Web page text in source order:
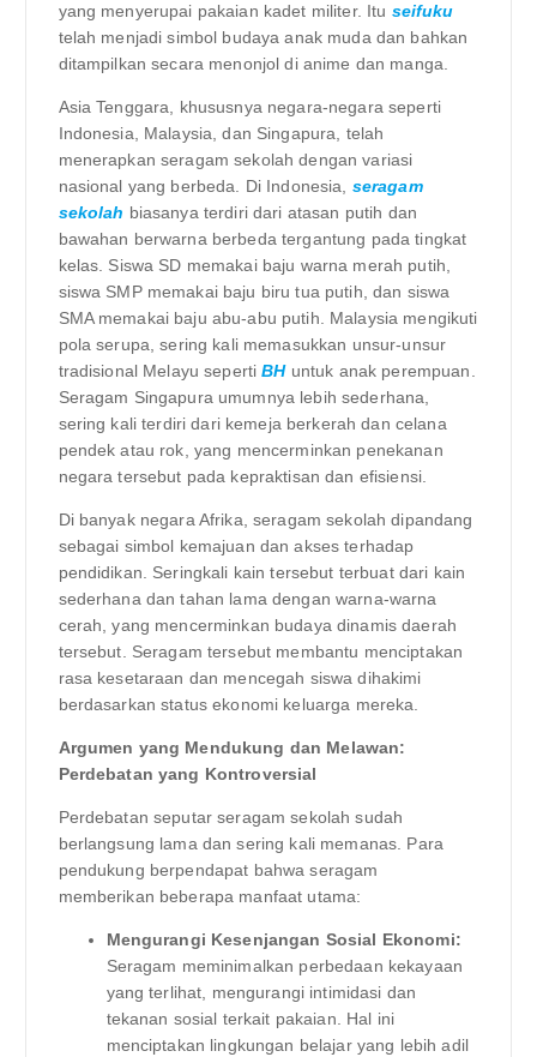
yang menyerupai pakaian kadet militer. Itu seifuku
telah menjadi simbol budaya anak muda dan bahkan
ditampilkan secara menonjol di anime dan manga.
Asia Tenggara, khususnya negara-negara seperti
Indonesia, Malaysia, dan Singapura, telah
menerapkan seragam sekolah dengan variasi
nasional yang berbeda. Di Indonesia, seragam
sekolah biasanya terdiri dari atasan putih dan
bawahan berwarna berbeda tergantung pada tingkat
kelas. Siswa SD memakai baju warna merah putih,
siswa SMP memakai baju biru tua putih, dan siswa
SMA memakai baju abu-abu putih. Malaysia mengikuti
pola serupa, sering kali memasukkan unsur-unsur
tradisional Melayu sepertiBHuntuk anak perempuan.
Seragam Singapura umumnya lebih sederhana,
sering kali terdiri dari kemeja berkerah dan celana
pendek atau rok, yang mencerminkan penekanan
negara tersebut pada kepraktisan dan efisiensi.
Di banyak negara Afrika, seragam sekolah dipandang
sebagai simbol kemajuan dan akses terhadap
pendidikan. Seringkali kain tersebut terbuat dari kain
sederhana dan tahan lama dengan warna-warna
cerah, yang mencerminkan budaya dinamis daerah
tersebut. Seragam tersebut membantu menciptakan
rasa kesetaraan dan mencegah siswa dihakimi
berdasarkan status ekonomi keluarga mereka.
Argumen yang Mendukung dan Melawan:
Perdebatan yang Kontroversial
Perdebatan seputar seragam sekolah sudah
berlangsung lama dan sering kali memanas. Para
pendukung berpendapat bahwa seragam
memberikan beberapa manfaat utama:
Mengurangi Kesenjangan Sosial Ekonomi:
Seragam meminimalkan perbedaan kekayaan
yang terlihat, mengurangi intimidasi dan
tekanan sosial terkait pakaian. Hal ini
menciptakan lingkungan belajar yang lebih adil